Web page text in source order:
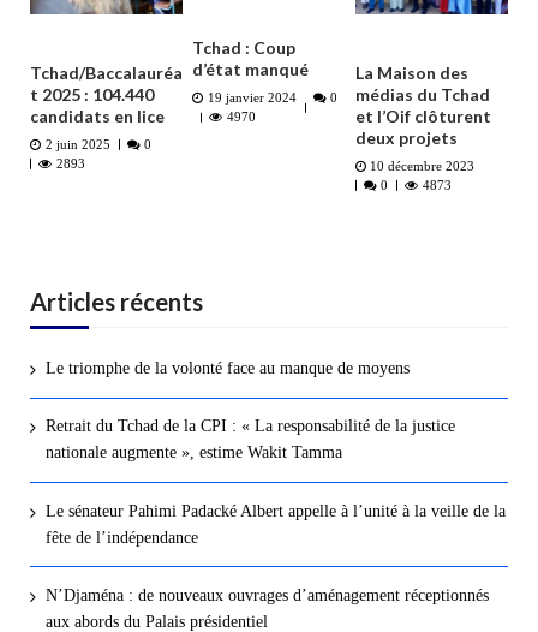
Tchad/Baccalauréa
t 2025 : 104.440
candidats en lice
2 juin 2025
0
2893
Tchad : Coup
d’état manqué
19 janvier 2024
0
4970
La Maison des
médias du Tchad
et l’Oif clôturent
deux projets
10 décembre 2023
0
4873
Articles récents
Le triomphe de la volonté face au manque de moyens
Retrait du Tchad de la CPI : « La responsabilité de la justice
nationale augmente », estime Wakit Tamma
Le sénateur Pahimi Padacké Albert appelle à l’unité à la veille de la
fête de l’indépendance
N’Djaména : de nouveaux ouvrages d’aménagement réceptionnés
aux abords du Palais présidentiel